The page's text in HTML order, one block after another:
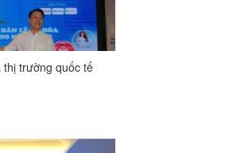
trường quốc tế